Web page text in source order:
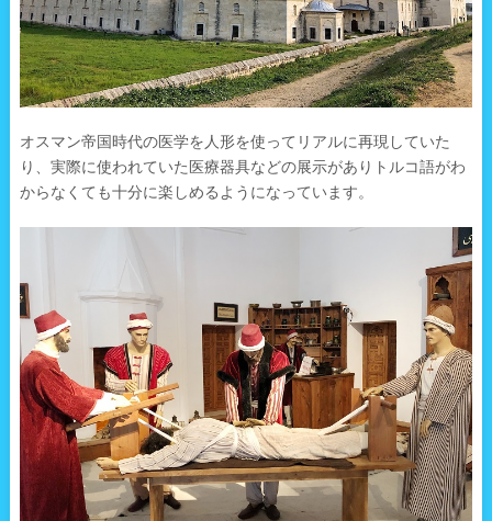
オスマン帝国時代の医学を人形を使ってリアルに再現していた
り、実際に使われていた医療器具などの展示がありトルコ語がわ
からなくても十分に楽しめるようになっています。